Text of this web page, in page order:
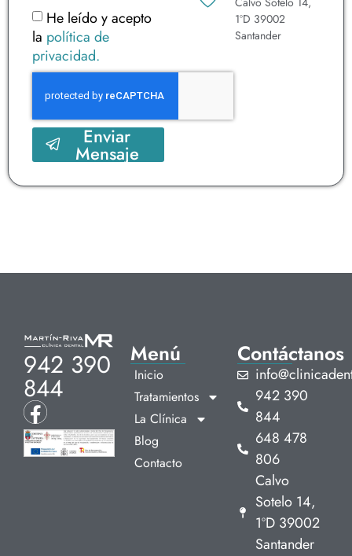
He leído y acepto
la política de
privacidad.
Enviar
Mensaje
1ºD 39002
Santander
942 390
844
Menú
Inicio
Tratamientos
La Clínica
Blog
Contacto
Contáctanos
942 390
844
648 478
806
Calvo
Sotelo 14,
1ºD 39002
Santander